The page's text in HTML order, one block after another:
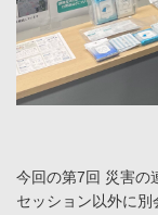
今回の第7回 災害の
セッション以外に